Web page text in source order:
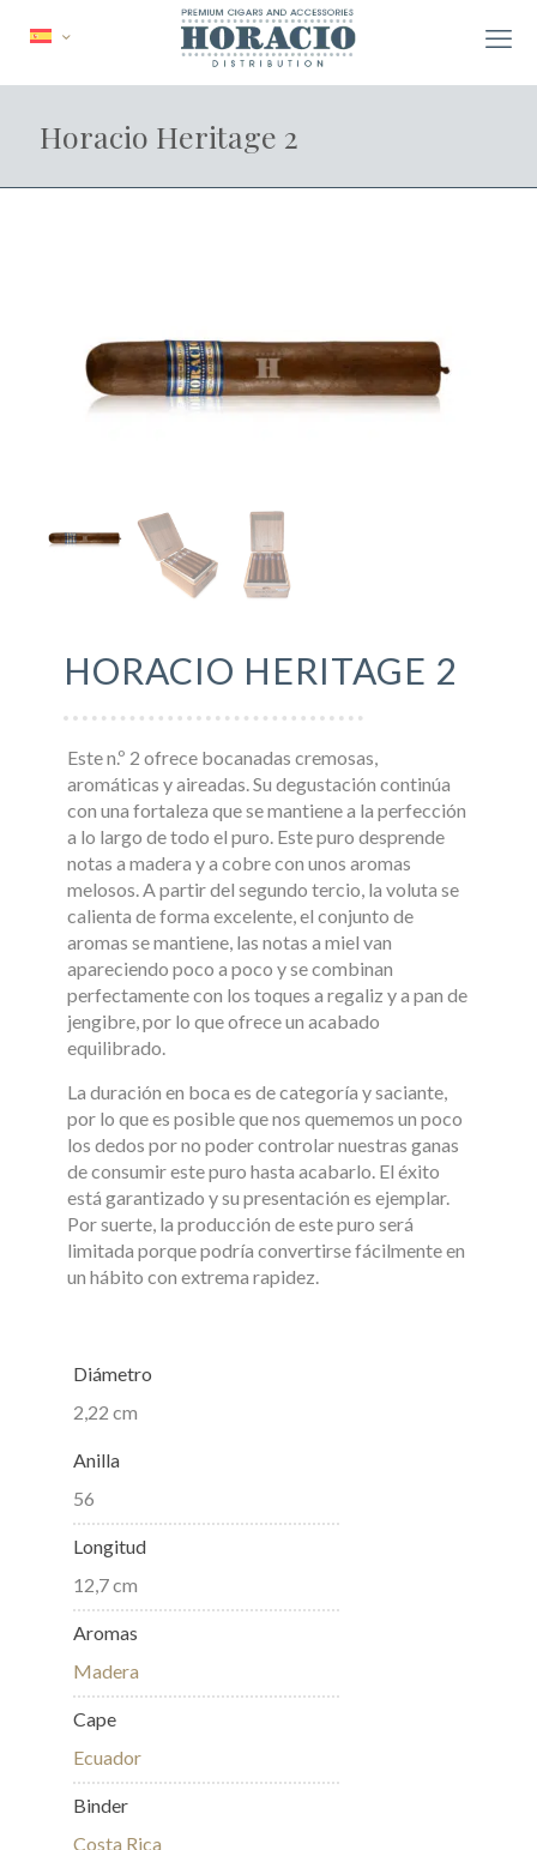
Horacio Heritage 2
HORACIO HERITAGE 2
Este n.º 2 ofrece bocanadas cremosas,
aromáticas y aireadas. Su degustación continúa
con una fortaleza que se mantiene a la perfección
a lo largo de todo el puro. Este puro desprende
notas a madera y a cobre con unos aromas
melosos. A partir del segundo tercio, la voluta se
calienta de forma excelente, el conjunto de
aromas se mantiene, las notas a miel van
apareciendo poco a poco y se combinan
perfectamente con los toques a regaliz y a pan de
jengibre, por lo que ofrece un acabado
equilibrado.
La duración en boca es de categoría y saciante,
por lo que es posible que nos quememos un poco
los dedos por no poder controlar nuestras ganas
de consumir este puro hasta acabarlo. El éxito
está garantizado y su presentación es ejemplar.
Por suerte, la producción de este puro será
limitada porque podría convertirse fácilmente en
un hábito con extrema rapidez.
Diámetro
2,22 cm
Anilla
56
Longitud
12,7 cm
Aromas
Madera
Cape
Ecuador
Binder
Costa Rica